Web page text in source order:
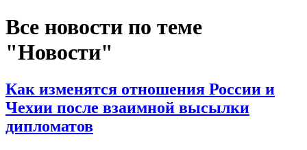
Все новости по теме
"Новости"
Как изменятся отношения России и
Чехии после взаимной высылки
дипломатов